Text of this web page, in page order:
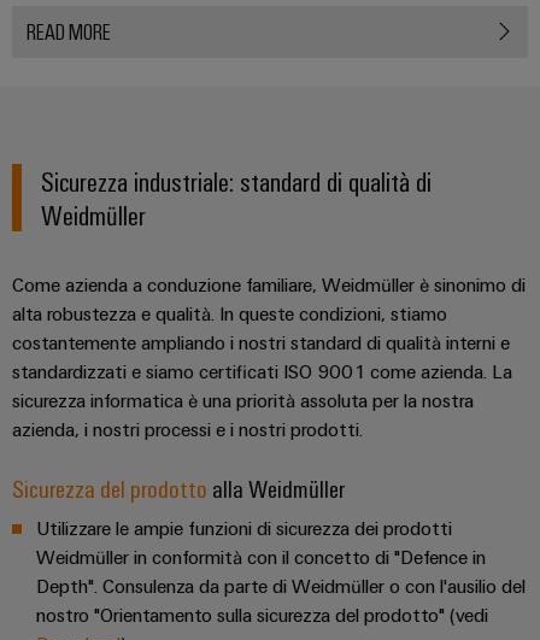
energia
di
stoccaggio
energetico
Trasmissione
e
distribuzione
e
sicurezza
reti
energetiche
moderne
Trattamento
dell’acqua
e
Weidmüller
remoto
Piattaforma
servizi
industriali
easyConnect
Workplace
e
Accessori
Utensili
Macchine
READ MORE
Sicurezza industriale: standard di qualità di
Weidmüller
Come azienda a conduzione familiare, Weidmüller è sinonimo di
alta robustezza e qualità. In queste condizioni, stiamo
costantemente ampliando i nostri standard di qualità interni e
standardizzati e siamo certificati ISO 9001 come azienda. La
sicurezza informatica è una priorità assoluta per la nostra
azienda, i nostri processi e i nostri prodotti.
Sicurezza del prodotto alla Weidmüller
Utilizzare le ampie funzioni di sicurezza dei prodotti
Weidmüller in conformità con il concetto di "Defence in
Depth". Consulenza da parte di Weidmüller o con l'ausilio del
nostro "Orientamento sulla sicurezza del prodotto" (vedi